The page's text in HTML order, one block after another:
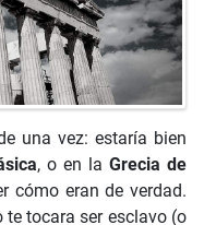
una vez: estaría bien
, o en laGrecia de
cómo eran de verdad.
te tocara ser esclavo (o